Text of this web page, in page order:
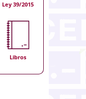
Ley 39/2015
Libros